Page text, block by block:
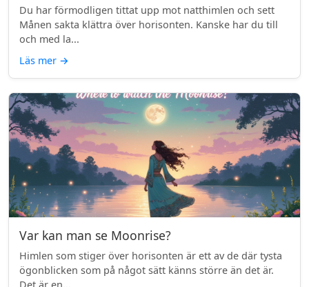
Du har förmodligen tittat upp mot natthimlen och sett
Månen sakta klättra över horisonten. Kanske har du till
och med la...
Läs mer →
Var kan man se Moonrise?
Himlen som stiger över horisonten är ett av de där tysta
ögonblicken som på något sätt känns större än det är.